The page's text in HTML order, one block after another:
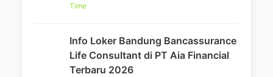
Time
Info Loker Bandung Bancassurance
Life Consultant di PT Aia Financial
Terbaru 2026